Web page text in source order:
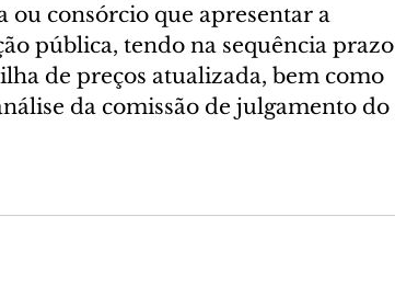
ou consórcio que apresentar a
pública, tendo na sequência prazo
de preços atualizada, bem como
da comissão de julgamento do